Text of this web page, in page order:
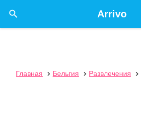
Arrivo

Главная  Бельгия  Развлечения 